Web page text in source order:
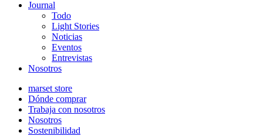
Journal
Todo
Light Stories
Noticias
Eventos
Entrevistas
Nosotros
marset store
Dónde comprar
Trabaja con nosotros
Nosotros
Sostenibilidad